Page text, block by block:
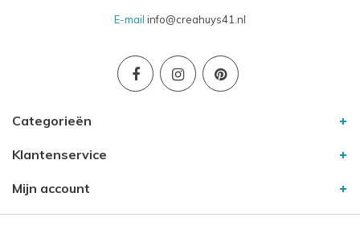
E-mail info@creahuys41.nl
Categorieën
Klantenservice
Mijn account